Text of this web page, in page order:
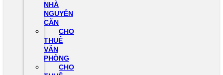
NHÀ
NGUYÊN
CĂN
CHO
THUÊ
VĂN
PHÒNG
CHO